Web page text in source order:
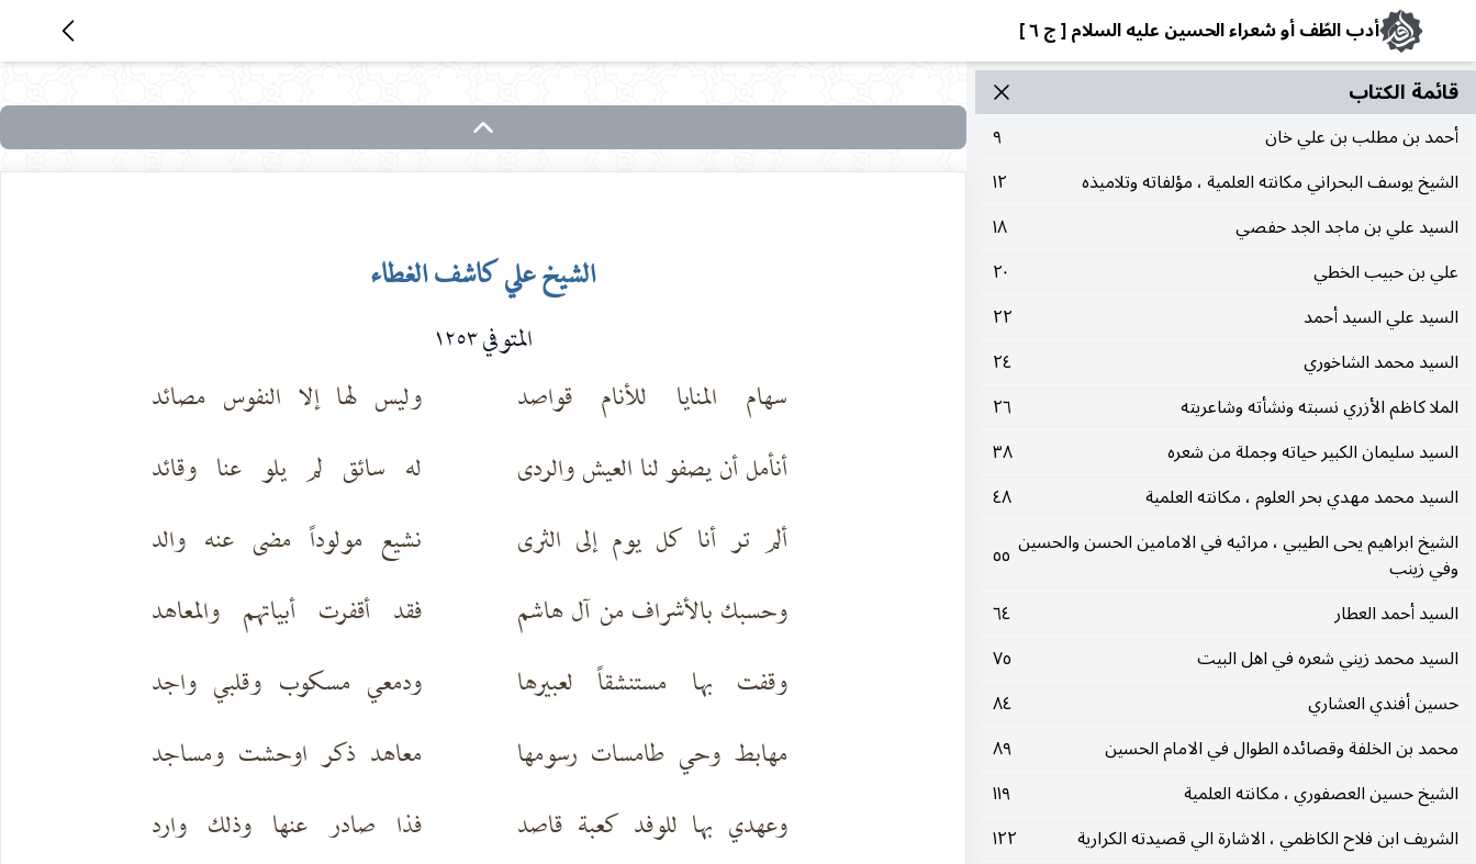
أدب الطّف أو شعراء الحسين عليه السلام [ ج ٦ ]
قائمة الکتاب
أحمد بن مطلب بن علي خان
٩
الشيخ يوسف البحراني مكانته العلمية ، مؤلفاته وتلاميذه
١٢
السيد علي بن ماجد الجد حفصي
١٨
علي بن حبيب الخطي
٢٠
السيد علي السيد أحمد
٢٢
السيد محمد الشاخوري
٢٤
الملا كاظم الأزري نسبته ونشأته وشاعريته
٢٦
السيد سليمان الكبير حياته وجملة من شعره
٣٨
السيد محمد مهدي بحر العلوم ، مكانته العلمية
٤٨
الشيخ ابراهيم يحى الطيبي ، مراثيه في الامامين الحسن والحسين
وفي زينب
٥٥
السيد أحمد العطار
٦٤
السيد محمد زيني شعره في اهل البيت
٧٥
حسين أفندي العشاري
٨٤
محمد بن الخلفة وقصائده الطوال في الامام الحسين
٨٩
الشيخ حسين العصفوري ، مكانته العلمية
١١٩
الشريف ابن فلاح الكاظمي ، الاشارة الي قصيدته الكرارية
١٢٢
البحث
البحث
في
الشيخ علي كاشف الغطاء
المتوفي ١٢٥٣
سهام المنايا للأنام قواصد
وليس لها إلا النفوس مصائد
أنأمل أن يصفو لنا العيش والردى
له سائق لم يلو عنا وقائد
ألم تر أنا كل يوم إلى الثرى
نشيع مولوداً مضى عنه والد
وحسبك بالأشراف من آل هاشم
فقد أقفرت أبياتهم والمعاهد
وقفت بها مستنشقاً لعبيرها
ودمعي مسكوب وقلبي واجد
مهابط وحي طامسات رسومها
معاهد ذكر اوحشت ومساجد
وعهدي بها للوفد كعبة قاصد
فذا صادر عنها وذلك وارد